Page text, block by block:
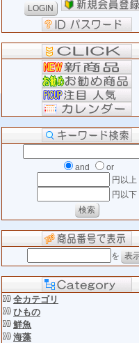
and
or
円以上
円以下
を
全カテゴリ
ひもの
鮮魚
海藻